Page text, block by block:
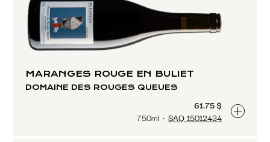
MARANGES ROUGE EN BULIET
DOMAINE DES ROUGES QUEUES
61.75 $
750ml
SAQ 15012434